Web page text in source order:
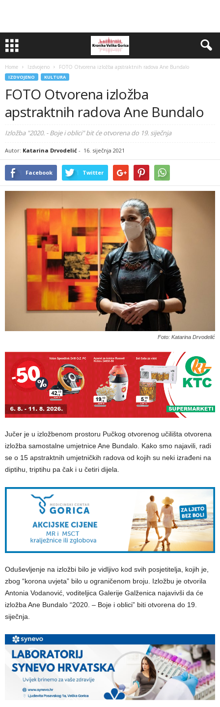
Home Izdvojeno FOTO Otvorena izložba apstraktnih radova Ane Bundalo
IZDVOJENO KULTURA
FOTO Otvorena izložba
apstraktnih radova Ane Bundalo
Izložba "2020. - Boje i oblici" bit će otvorena do 19. siječnja
Autor: Katarina Drvodelić - 16. siječnja 2021
Facebook Twitter
Foto: Katarina Drvodelić
Jučer je u izložbenom prostoru Pučkog otvorenog učilišta otvorena
izložba samostalne umjetnice Ane Bundalo. Kako smo najavili, radi
se o 15 apstraktnih umjetničkih radova od kojih su neki izrađeni na
diptihu, triptihu pa čak i u četiri dijela.
Oduševljenje na izložbi bilo je vidljivo kod svih posjetitelja, kojih je,
zbog “korona uvjeta” bilo u ograničenom broju. Izložbu je otvorila
Antonia Vodanović, voditeljica Galerije Galženica najavivši da će
izložba Ane Bundalo “2020. – Boje i oblici” biti otvorena do 19.
siječnja.